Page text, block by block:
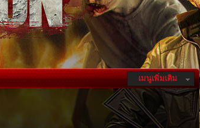
เมนูเพิ่มเติม